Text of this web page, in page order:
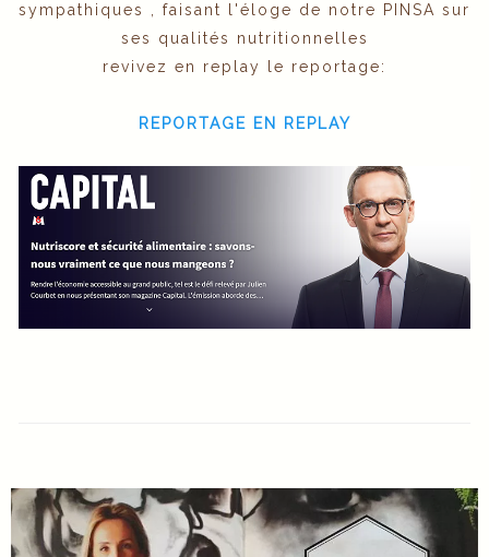
sympathiques , faisant l'éloge de notre PINSA sur
ses qualités nutritionnelles
revivez en replay le reportage:
REPORTAGE EN REPLAY